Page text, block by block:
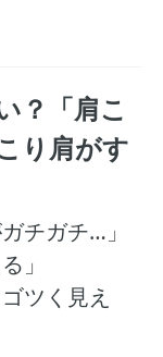
？「肩こ
り肩がす
チガチ…」
」
ツく見え